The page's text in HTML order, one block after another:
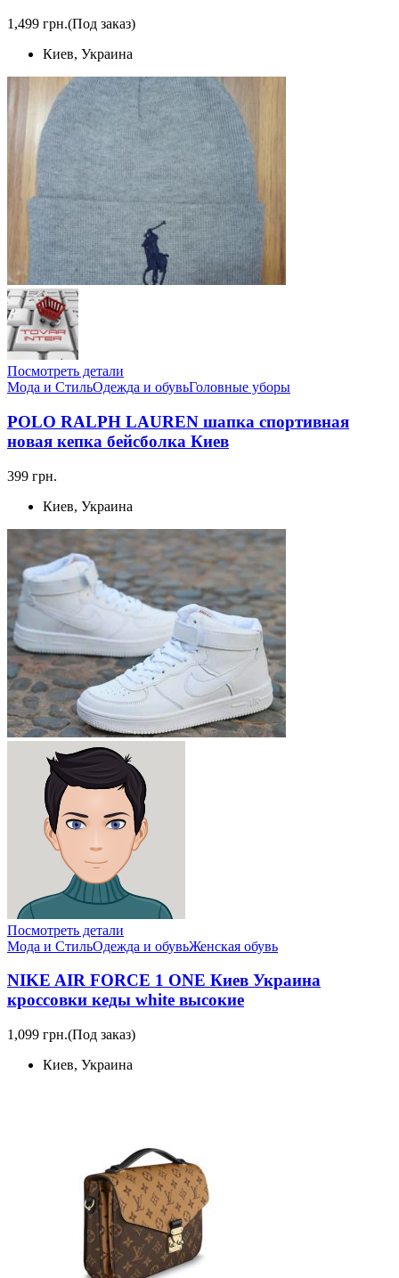
1,499 грн.(Под заказ)
Киев, Украина
Посмотреть детали
Мода и СтильОдежда и обувьГоловные уборы
POLO RALPH LAUREN шапка спортивная
новая кепка бейсболка Киев
399 грн.
Киев, Украина
Посмотреть детали
Мода и СтильОдежда и обувьЖенская обувь
NIKE AIR FORCE 1 ONE Киев Украина
кроссовки кеды white высокие
1,099 грн.(Под заказ)
Киев, Украина